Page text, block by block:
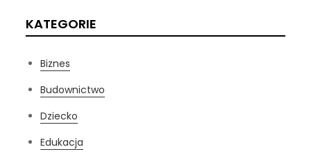
KATEGORIE
Biznes
Budownictwo
Dziecko
Edukacja